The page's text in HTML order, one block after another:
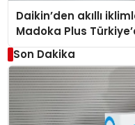
Daikin’den akıllı
Madoka Plus
Son Dakika